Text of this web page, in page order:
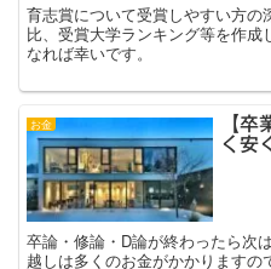
育志賞について受賞しやすい方
比、受賞大学ランキング等を作
なれば幸いです。
お金
【卒
く安
卒論・修論・D論が終わったら次
越しは多くのお金がかかりますの